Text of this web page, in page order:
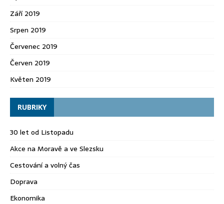
Září 2019
Srpen 2019
Červenec 2019
Červen 2019
Květen 2019
RUBRIKY
30 let od Listopadu
Akce na Moravě a ve Slezsku
Cestování a volný čas
Doprava
Ekonomika